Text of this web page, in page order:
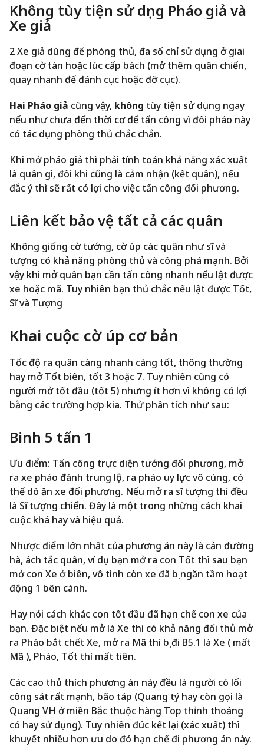
Không tùy tiện sử dụng Pháo giả và
Xe giả
2 Xe giả dùng để phòng thủ, đa số chỉ sử dụng ở giai
đoạn cờ tàn hoặc lúc cấp bách (mở thêm quân chiến,
quay nhanh để đánh cục hoặc đỡ cục).
Hai Pháo giả cũng vậy, không tùy tiện sử dụng ngay
nếu như chưa đến thời cơ để tấn công vì đôi pháo này
có tác dụng phòng thủ chắc chắn.
Khi mở pháo giả thì phải tính toán khả năng xác xuất
là quân gì, đôi khi cũng là cảm nhận (kết quân), nếu
đắc ý thì sẽ rất có lợi cho việc tấn công đối phương.
Liên kết bảo vệ tất cả các quân
Không giống cờ tướng, cờ úp các quân như sĩ và
tượng có khả năng phòng thủ và công phá mạnh. Bởi
vậy khi mở quân bạn cần tấn công nhanh nếu lật được
xe hoặc mã. Tuy nhiên bạn thủ chắc nếu lật được Tốt,
Sĩ và Tượng
Khai cuộc cờ úp cơ bản
Tốc độ ra quân càng nhanh càng tốt, thông thường
hay mở Tốt biên, tốt 3 hoặc 7. Tuy nhiên cũng có
người mở tốt đầu (tốt 5) nhưng ít hơn vì không có lợi
bằng các trường hợp kia. Thử phân tích như sau:
Binh 5 tấn 1
Ưu điểm: Tấn công trực diện tướng đối phương, mở
ra xe pháo đánh trung lộ, ra pháo uy lực vô cùng, có
thể dò ăn xe đối phương. Nếu mở ra sĩ tượng thì đều
là Sĩ tượng chiến. Đây là một trong những cách khai
cuộc khá hay và hiệu quả.
Nhược điểm lớn nhất của phương án này là cản đường
hà, ách tắc quân, ví dụ bạn mở ra con Tốt thì sau bạn
mở con Xe ở biên, vô tình còn xe đã bị ngăn tầm hoạt
động 1 bên cánh.
Hay nói cách khác con tốt đầu đã hạn chế con xe của
bạn. Đặc biệt nếu mở là Xe thì có khả năng đối thủ mở
ra Pháo bắt chết Xe, mở ra Mã thì bị đi B5.1 là Xe ( mất
Mã ), Pháo, Tốt thì mất tiên.
Các cao thủ thích phương án này đều là người có lối
công sát rất mạnh, bão táp (Quang tý hay còn gọi là
Quang VH ở miền Bắc thuộc hàng Top thỉnh thoảng
có hay sử dụng). Tuy nhiên đúc kết lại (xác xuất) thì
khuyết nhiều hơn ưu do đó hạn chế đi phương án này.